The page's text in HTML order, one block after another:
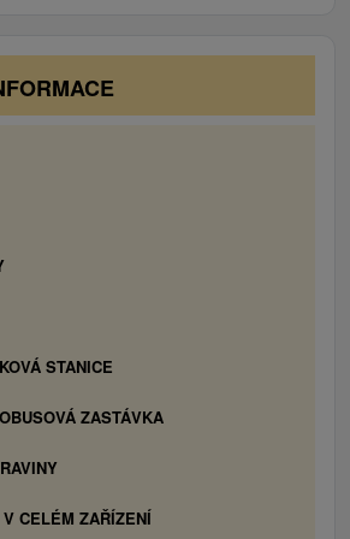
priestory, vlastnú kúpeľňu so
kútom, toaletou a umývadlom.
balíček (šampón, mydlo a
antibakteriálny prostriedok).
STANICE
ZASTÁVKA
CELÉM ZAŘÍZENÍ